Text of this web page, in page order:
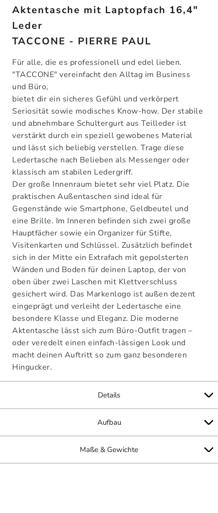
Aktentasche mit Laptopfach 16,4"
Leder
TACCONE - PIERRE PAUL
Für alle, die es professionell und edel lieben.
"TACCONE" vereinfacht den Alltag im Business
und Büro,
bietet dir ein sicheres Gefühl und verkörpert
Seriosität sowie modisches Know-how. Der stabile
und abnehmbare Schultergurt aus Teilleder ist
verstärkt durch ein speziell gewobenes Material
und lässt sich beliebig verstellen. Trage diese
Ledertasche nach Belieben als Messenger oder
klassisch am stabilen Ledergriff.
Der große Innenraum bietet sehr viel Platz. Die
praktischen Außentaschen sind ideal für
Gegenstände wie Smartphone, Geldbeutel und
eine Brille. Im Inneren befinden sich zwei große
Hauptfächer sowie ein Organizer für Stifte,
Visitenkarten und Schlüssel. Zusätzlich befindet
sich in der Mitte ein Extrafach mit gepolsterten
Wänden und Boden für deinen Laptop, der von
oben über zwei Laschen mit Klettverschluss
gesichert wird. Das Markenlogo ist außen dezent
eingeprägt und verleiht der Ledertasche eine
besondere Klasse und Eleganz. Die moderne
Aktentasche lässt sich zum Büro-Outfit tragen –
oder veredelt einen einfach-lässigen Look und
macht deinen Auftritt so zum ganz besonderen
Hingucker.
Details
Aufbau
Maße & Gewichte